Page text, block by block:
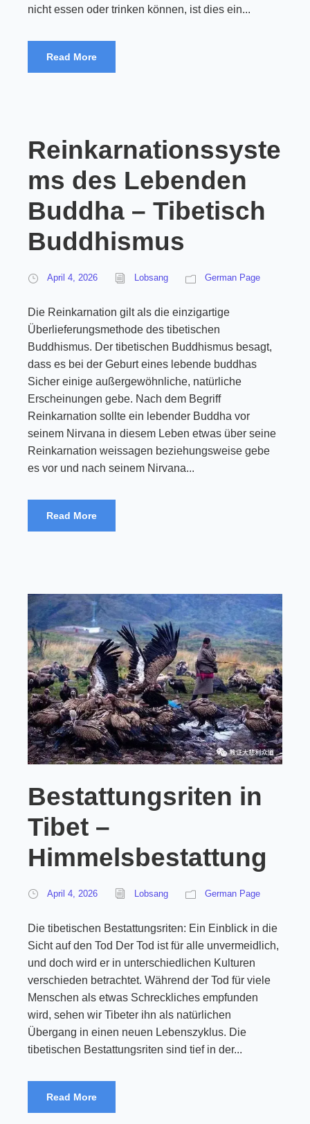
nicht essen oder trinken können, ist dies ein...
Read More
Reinkarnationssyste
ms des Lebenden
Buddha – Tibetisch
Buddhismus
April 4, 2026 Lobsang German Page
Die Reinkarnation gilt als die einzigartige
Überlieferungsmethode des tibetischen
Buddhismus. Der tibetischen Buddhismus besagt,
dass es bei der Geburt eines lebende buddhas
Sicher einige außergewöhnliche, natürliche
Erscheinungen gebe. Nach dem Begriff
Reinkarnation sollte ein lebender Buddha vor
seinem Nirvana in diesem Leben etwas über seine
Reinkarnation weissagen beziehungsweise gebe
es vor und nach seinem Nirvana...
Read More
Bestattungsriten in
Tibet –
Himmelsbestattung
April 4, 2026 Lobsang German Page
Die tibetischen Bestattungsriten: Ein Einblick in die
Sicht auf den Tod Der Tod ist für alle unvermeidlich,
und doch wird er in unterschiedlichen Kulturen
verschieden betrachtet. Während der Tod für viele
Menschen als etwas Schreckliches empfunden
wird, sehen wir Tibeter ihn als natürlichen
Übergang in einen neuen Lebenszyklus. Die
tibetischen Bestattungsriten sind tief in der...
Read More